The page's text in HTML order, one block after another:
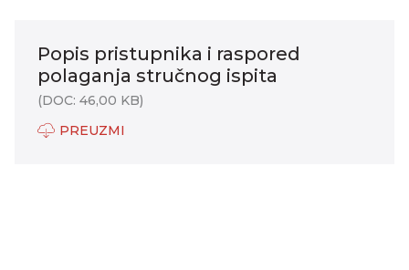
Popis pristupnika i raspored
polaganja stručnog ispita
(DOC: 46,00 KB)
PREUZMI